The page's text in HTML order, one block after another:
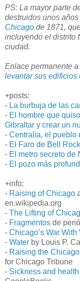
PS: La mayor parte
destruidos unos
Chicago de 1871,
incluyendo el distrito
ciudad.
Enlace permanente a
levantar sus
+posts:
- La burbuja de las
- El hombre que
Gibraltar y crear un
- Centralia, el pueblo
- El Faro de Bell
- El metro secreto de
- El pozo más
+info:
- Raising of Chicago
en.wikipedia.org
- The Lifting of
- Fragmentos de
- Chicago’s War With
- Water by Louis P.
- Raising the
for Chicago Tribune
- Sickness and